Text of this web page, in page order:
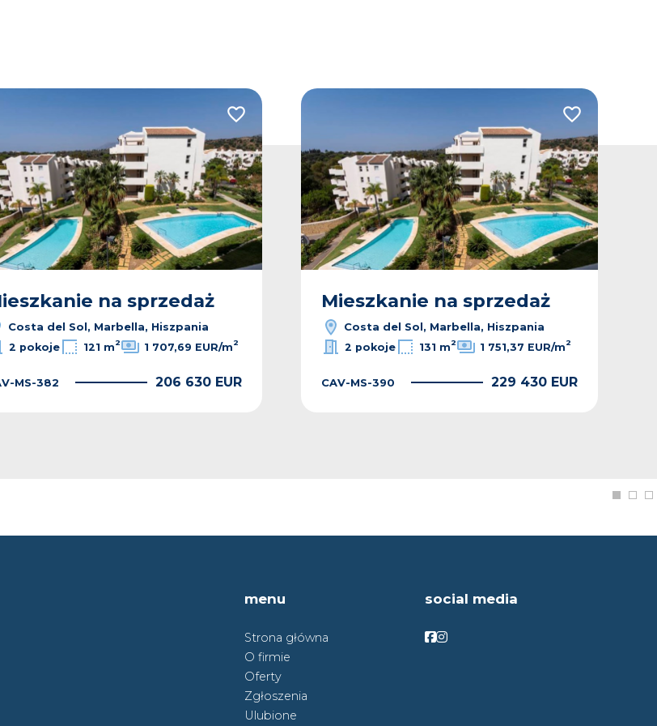
Dodaj do ulubionych
na sprzedaż
Costa del Sol, Marbella, Hiszpania
2 pokoje 121 m2 1 707,69 EUR/m2
MS-382 206 630 EUR
Dodaj do
Mieszkanie na sprzedaż
Costa del Sol, Marbella, Hiszpania
2 pokoje 131 m2 1 751,37 EUR/m2
CAV-MS-390 229 430 EUR
menu
Strona główna
O firmie
Oferty
Zgłoszenia
Ulubione
social media
Facebook
Facebook